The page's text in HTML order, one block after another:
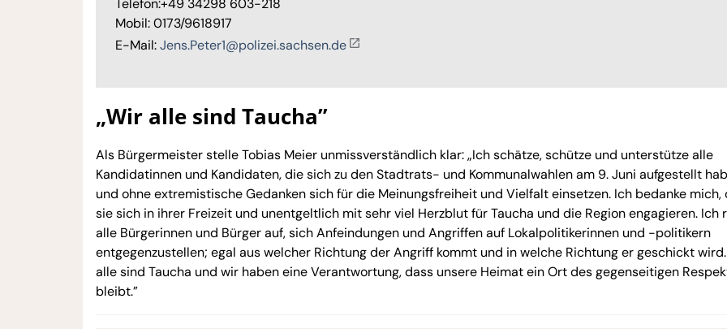
Telefon:+49 34298 603-218
Mobil: 0173/9618917
E-Mail:Jens.Peter1@polizei.sachsen.de
„Wir alle sind Taucha”
Als Bürgermeister stelle Tobias Meier unmissverständlich klar: „Ich schätze, schütze und unterstütze alle
Kandidatinnen und Kandidaten, die sich zu den Stadtrats- und Kommunalwahlen am 9. Juni aufgestellt
und ohne extremistische Gedanken sich für die Meinungsfreiheit und Vielfalt einsetzen. Ich bedanke mich,
sie sich in ihrer Freizeit und unentgeltlich mit sehr viel Herzblut für Taucha und die Region engagieren. Ich
alle Bürgerinnen und Bürger auf, sich Anfeindungen und Angriffen auf Lokalpolitikerinnen und -politikern
entgegenzustellen; egal aus welcher Richtung der Angriff kommt und in welche Richtung er geschickt
alle sind Taucha und wir haben eine Verantwortung, dass unsere Heimat ein Ort des gegenseitigen
bleibt.”